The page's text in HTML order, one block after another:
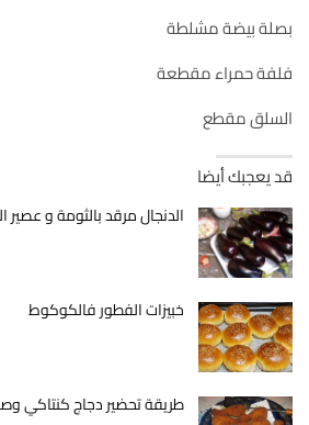
بصلة بيضة مشلطة
فلفة حمراء مقطعة
السلق مقطع
قد يعجبك أيضا
الدنجال مرقد بالثومة و
خبيزات الفطور فالكوكوط
طريقة تحضير دجاج كنتاكي